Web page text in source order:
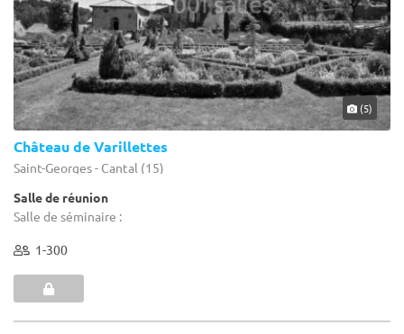
(5)
Château de Varillettes
Saint-Georges - Cantal (15)
Salle de réunion
Salle de séminaire :
1-300